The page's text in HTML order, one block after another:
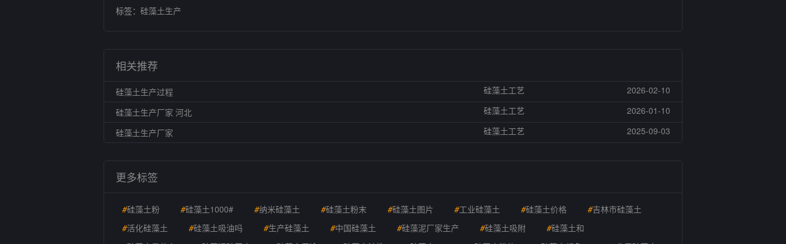
标签： 硅藻土生产
相关推荐
硅藻土生产过程 硅藻土工艺
2026-02-10
硅藻土生产厂家 河北
硅藻土工艺
2026-01-10
硅藻土生产厂家
硅藻土工艺 2025-09-03
更多标签
#硅藻土粉 #硅藻土1000# #纳米硅藻土 #硅藻土粉末 #硅藻土图片 #工业硅藻土 #硅藻土价格 #吉林市硅藻土
#活化硅藻土 #硅藻土吸油吗 #生产硅藻土 #中国硅藻土 #硅藻泥厂家生产 #硅藻土吸附 #硅藻土和